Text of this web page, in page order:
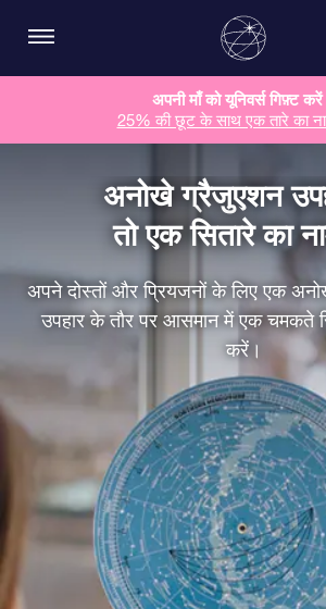
अपनी माँ को यूनिवर्स गिफ़्ट
25% की छूट के साथ एक तारे का
अनोखे ग्रैजुएशन
तो एक सितारे का
अपने दोस्तों और प्रियजनों के लिए एक
उपहार के तौर पर आसमान में एक चमकते
करें।